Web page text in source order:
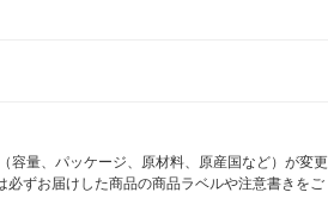
容量、パッケージ、原材料、原産国など）が変更
ずお届けした商品の商品ラベルや注意書きをご